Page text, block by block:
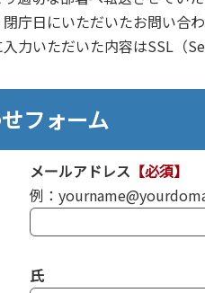
庁日にいただいたお問い合
力いただいた内容はSSL（
フォーム
メールアドレス 【必須】
例：
氏